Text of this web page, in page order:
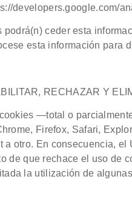
developers.google.com/
ceder esta
esta información para
RECHAZAR Y
—total o
Firefox, Safari,
a otro. En consecuencia,
de que rechace el uso
la utilización de